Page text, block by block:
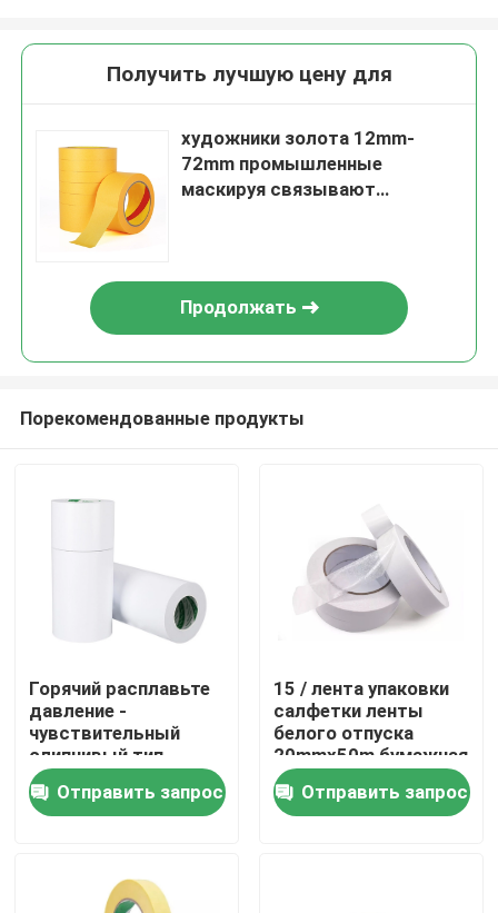
Дом
Получить лучшую цену для
художники золота 12mm-
72mm промышленные
маскируя связывают
Продолжать
Порекомендованные продукты
Горячий расплавьте
давление -
чувствительный
слипчивый тип
клейкую ленту Multi
ткани цели двойную,
который встали на
Отправить запрос
15 / лента упаковки
салфетки ленты
белого отпуска
20mmx50m бумажная
двойная, который
встали на сторону
Отправить запрос